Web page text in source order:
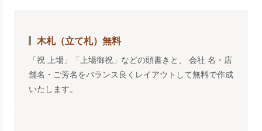
木札（立て札）無料
「祝 上場」「上場御祝」などの頭書きと、 会社 名・店
舗名・ご芳名をバランス良くレイアウトして無料で作成
いたします。